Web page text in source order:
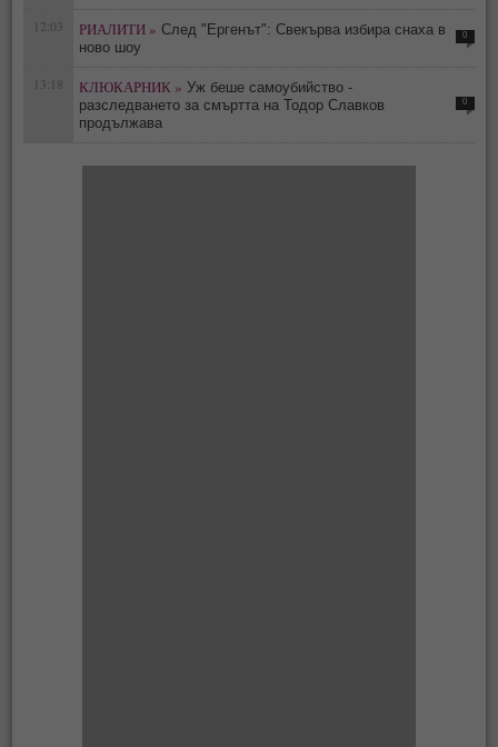
12:03 РИАЛИТИ » След "Ергенът": Свекърва избира снаха в
ново шоу
0
13:18 КЛЮКАРНИК » Уж беше самоубийство -
разследването за смъртта на Тодор Славков
продължава
0